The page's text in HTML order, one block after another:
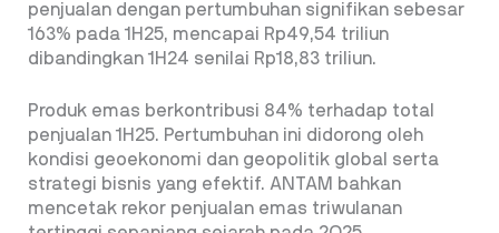
penjualan dengan pertumbuhan signifikan sebesar
163% pada 1H25, mencapai Rp49,54 triliun
dibandingkan 1H24 senilai Rp18,83 triliun.
Produk emas berkontribusi 84% terhadap total
penjualan 1H25. Pertumbuhan ini didorong oleh
kondisi geoekonomi dan geopolitik global serta
strategi bisnis yang efektif. ANTAM bahkan
mencetak rekor penjualan emas triwulanan